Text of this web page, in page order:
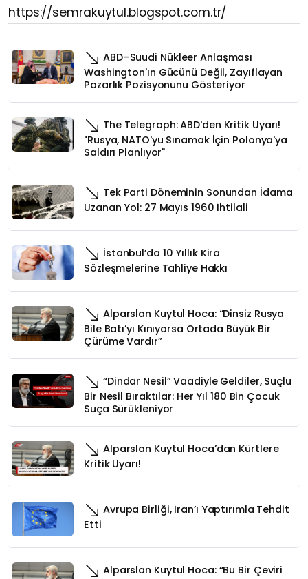
https://semrakuytul.blogspot.com.tr/
ABD–Suudi Nükleer Anlaşması
Washington'ın Gücünü Değil, Zayıflayan
Pazarlık Pozisyonunu Gösteriyor
The Telegraph: ABD'den Kritik Uyarı!
"Rusya, NATO'yu Sınamak İçin Polonya'ya
Saldırı Planlıyor"
Tek Parti Döneminin Sonundan İdama
Uzanan Yol: 27 Mayıs 1960 İhtilali
İstanbul’da 10 Yıllık Kira
Sözleşmelerine Tahliye Hakkı
Alparslan Kuytul Hoca: “Dinsiz Rusya
Bile Batı’yı Kınıyorsa Ortada Büyük Bir
Çürüme Vardır”
“Dindar Nesil” Vaadiyle Geldiler, Suçlu
Bir Nesil Bıraktılar: Her Yıl 180 Bin Çocuk
Suça Sürükleniyor
Alparslan Kuytul Hoca’dan Kürtlere
Kritik Uyarı!
Avrupa Birliği, İran’ı Yaptırımla Tehdit
Etti
Alparslan Kuytul Hoca: “Bu Bir Çeviri